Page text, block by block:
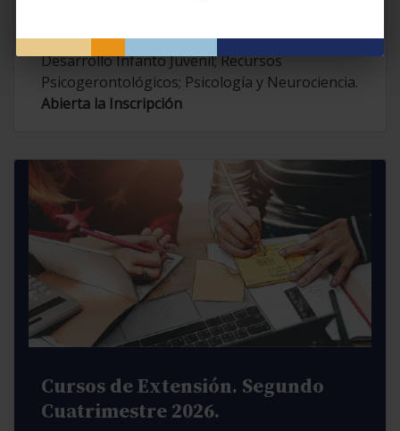
Contemporáneas; Problemáticas en el
Desarrollo Infanto Juvenil; Recursos
Psicogerontológicos; Psicología y Neurociencia.
Abierta la Inscripción
Cursos de Extensión. Segundo
Cuatrimestre 2026.